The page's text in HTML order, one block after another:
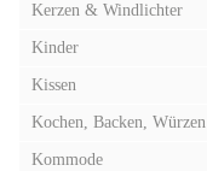
Kerzen & Windlichter
Kinder
Kissen
Kochen, Backen, Würzen
Kommode